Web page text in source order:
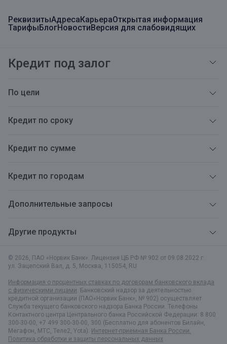
© 2026, ПАО «Норвик Банк». Лицензия ЦБ РФ № 902 от 09.08.2022 г.
ул. Зацепский Вал, д. 5, Москва, 115054, RU
Информация о процентных ставках по договорам банковского вклада
с физическими лицами. Банковский надзор за деятельностью
кредитной организации (ПАО«Норвик Банк», № 902) осуществляет
Служба текущего банковского надзора Банка России. Телефоны
Контактного центра Центрального банка Российской Федерации: 8 800
300-30-00, +7 499 300-30-00, 300 (Бесплатно для абонентов Билайн,
Мегафон, МТС, Теле2, Yota). Интернет-приемная Банка России.
Политика обработки и защиты персональных данных
РеквизитыАдресаКарьераОткрытая информация
ТарифыБлогНовостиВерсия для слабовидящих
Кредит под залог
По цели
Кредит по сроку
Кредит по сумме
Кредит по городам
Дополнительные запросы
Другие продукты